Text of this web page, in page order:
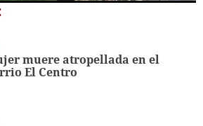
muere atropellada en el
El Centro